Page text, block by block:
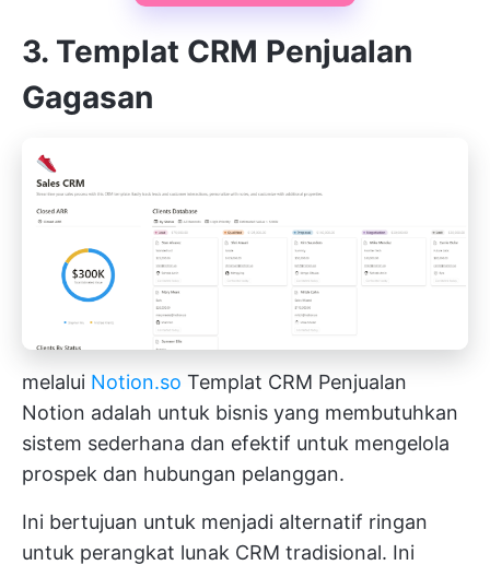
3. Templat CRM Penjualan
Gagasan
melalui Notion.so Templat CRM Penjualan
Notion adalah untuk bisnis yang membutuhkan
sistem sederhana dan efektif untuk mengelola
prospek dan hubungan pelanggan.
Ini bertujuan untuk menjadi alternatif ringan
untuk perangkat lunak CRM tradisional. Ini